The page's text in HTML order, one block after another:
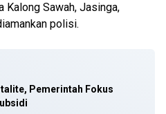
Sawah, Jasinga,
polisi.
Pemerintah Fokus